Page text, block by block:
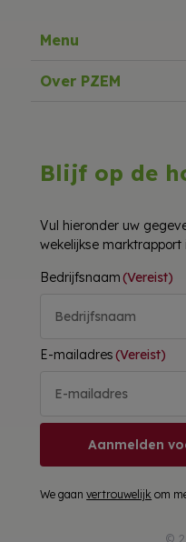
Menu
Over PZEM
Blijf op de
Vul hieronder uw
wekelijkse marktrapport
Bedrijfsnaam(Vereist)
E-mailadres(Vereist)
Aanmelden
We gaanvertrouwelijk om
©